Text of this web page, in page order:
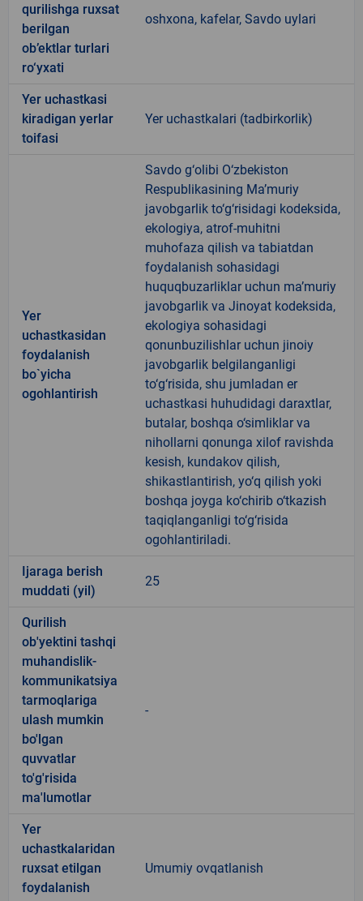
qurilishga ruxsat
berilgan
ob’ektlar turlari
ro‘yxati
oshxona, kafelar, Savdo uylari
Yer uchastkasi
kiradigan yerlar
toifasi
Yer uchastkalari (tadbirkorlik)
Yer
uchastkasidan
foydalanish
bo`yicha
ogohlantirish
Savdo g‘olibi O‘zbekiston
Respublikasining Ma’muriy
javobgarlik to‘g‘risidagi kodeksida,
ekologiya, atrof-muhitni
muhofaza qilish va tabiatdan
foydalanish sohasidagi
huquqbuzarliklar uchun ma’muriy
javobgarlik va Jinoyat kodeksida,
ekologiya sohasidagi
qonunbuzilishlar uchun jinoiy
javobgarlik belgilanganligi
to‘g‘risida, shu jumladan er
uchastkasi huhudidagi daraxtlar,
butalar, boshqa o‘simliklar va
nihollarni qonunga xilof ravishda
kesish, kundakov qilish,
shikastlantirish, yo‘q qilish yoki
boshqa joyga ko‘chirib o‘tkazish
taqiqlanganligi to‘g‘risida
ogohlantiriladi.
Ijaraga berish
muddati (yil)
25
Qurilish
ob'yektini tashqi
muhandislik-
kommunikatsiya
tarmoqlariga
ulash mumkin
bo'lgan
quvvatlar
to'g'risida
ma'lumotlar
-
Yer
uchastkalaridan
ruxsat etilgan
foydalanish
Umumiy ovqatlanish